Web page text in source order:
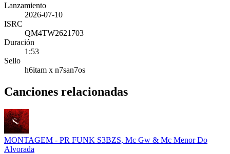
Lanzamiento
2026-07-10
ISRC
QM4TW2621703
Duración
1:53
Sello
h6itam x n7san7os
Canciones relacionadas
MONTAGEM - PR FUNK S3BZS, Mc Gw & Mc Menor Do
Alvorada